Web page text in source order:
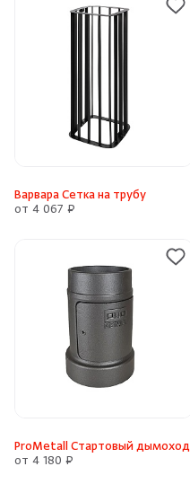
Варвара Сетка на трубу
от 4 067 ₽
ProMetall Стартовый дымоход
от 4 180 ₽